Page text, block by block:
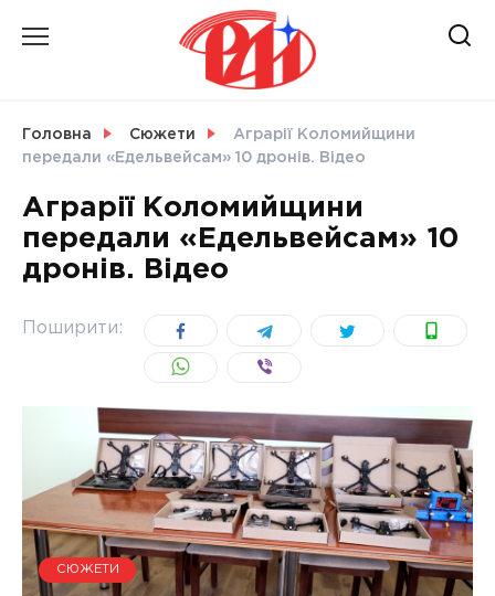
Головна Сюжети
Аграрії Коломийщини
передали «Едельвейсам» 10 дронів. Відео
Аграрії Коломийщини
передали «Едельвейсам» 10
дронів. Відео
Поширити:
СЮЖЕТИ